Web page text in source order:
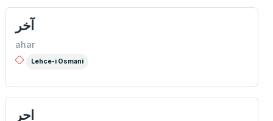
آخر
ahar
Lehce-i Osmani
احر